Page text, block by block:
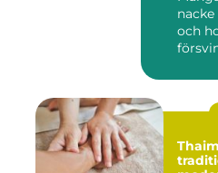
och